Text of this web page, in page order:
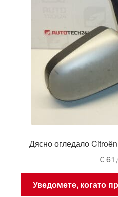
Дясно огледало
€
Уведомете, когато